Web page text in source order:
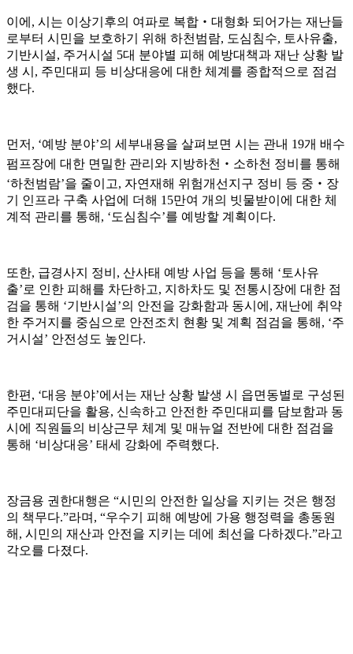
이에, 시는 이상기후의 여파로 복합‧대형화 되어가는 재난들
로부터 시민을 보호하기 위해 하천범람, 도심침수, 토사유출,
기반시설, 주거시설 5대 분야별 피해 예방대책과 재난 상황 발
생 시, 주민대피 등 비상대응에 대한 체계를 종합적으로 점검
했다.
먼저, ‘예방 분야’의 세부내용을 살펴보면 시는 관내 19개 배수
펌프장에 대한 면밀한 관리와 지방하천‧소하천 정비를 통해
‘하천범람’을 줄이고, 자연재해 위험개선지구 정비 등 중‧장
기 인프라 구축 사업에 더해 15만여 개의 빗물받이에 대한 체
계적 관리를 통해, ‘도심침수’를 예방할 계획이다.
또한, 급경사지 정비, 산사태 예방 사업 등을 통해 ‘토사유
출’로 인한 피해를 차단하고, 지하차도 및 전통시장에 대한 점
검을 통해 ‘기반시설’의 안전을 강화함과 동시에, 재난에 취약
한 주거지를 중심으로 안전조치 현황 및 계획 점검을 통해, ‘주
거시설’ 안전성도 높인다.
한편, ‘대응 분야’에서는 재난 상황 발생 시 읍면동별로 구성된
주민대피단을 활용, 신속하고 안전한 주민대피를 담보함과 동
시에 직원들의 비상근무 체계 및 매뉴얼 전반에 대한 점검을
통해 ‘비상대응’ 태세 강화에 주력했다.
장금용 권한대행은 “시민의 안전한 일상을 지키는 것은 행정
의 책무다.”라며, “우수기 피해 예방에 가용 행정력을 총동원
해, 시민의 재산과 안전을 지키는 데에 최선을 다하겠다.”라고
각오를 다졌다.